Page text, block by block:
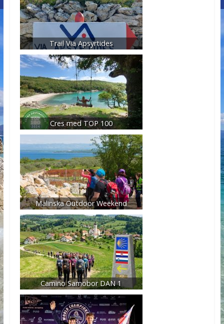
Trail Via Apsyrtides
Cres med TOP 100
Malinska Outdoor Weekend
Camino Samobor DAN 1